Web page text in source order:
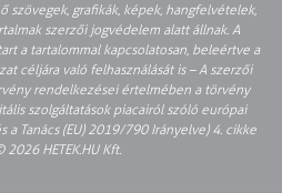
szövegek, grafikák, képek, hangfelvételek,
szerzői jogvédelem alatt állnak. A
a tartalommal kapcsolatosan, beleértve a
céljára való felhasználását is – A szerzői
rendelkezései értelmében a törvény
szolgáltatások piacairól szóló európai
a Tanács (EU) 2019/790 Irányelve) 4. cikke
2026 HETEK.HU Kft.